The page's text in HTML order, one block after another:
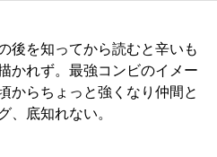
後を知ってから読むと辛いも
かれず。最強コンビのイメー
からちょっと強くなり仲間と
、底知れない。